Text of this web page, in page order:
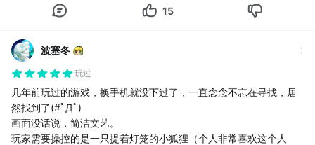
15
波塞冬
玩过
几年前玩过的游戏，换手机就没下过了，一直念念不忘在寻找，居
然找到了(#ﾟДﾟ)
画面没话说，简洁文艺。
玩家需要操控的是一只提着灯笼的小狐狸（个人非常喜欢这个人